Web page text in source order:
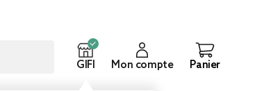
GIFI Mon compte Panier